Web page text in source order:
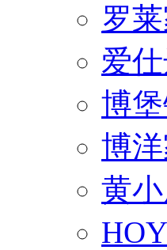
罗
爱
博
博
黄